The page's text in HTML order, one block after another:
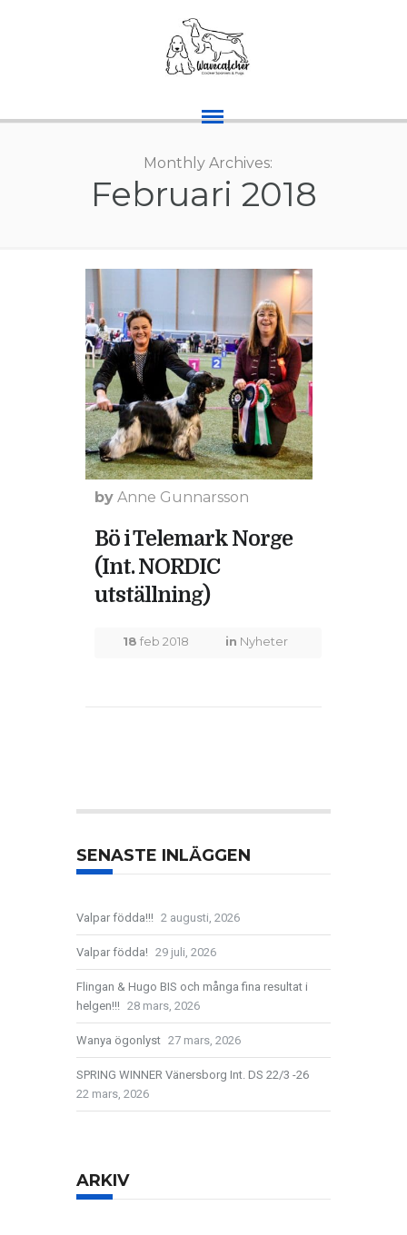
Monthly Archives:
Februari 2018
by Anne Gunnarsson
Bö i Telemark Norge
(Int. NORDIC
utställning)
18 feb 2018 in Nyheter
SENASTE INLÄGGEN
Valpar födda!!! 2 augusti, 2026
Valpar födda! 29 juli, 2026
Flingan & Hugo BIS och många fina resultat i
helgen!!! 28 mars, 2026
Wanya ögonlyst 27 mars, 2026
SPRING WINNER Vänersborg Int. DS 22/3 -26
22 mars, 2026
ARKIV